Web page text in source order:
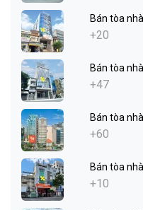
Bán tòa
+20
Bán tòa
+47
Bán tòa
+60
Bán tòa
+10